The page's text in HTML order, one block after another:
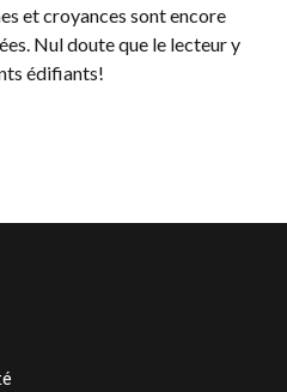
et croyances sont encore
Nul doute que le lecteur y
édifiants!